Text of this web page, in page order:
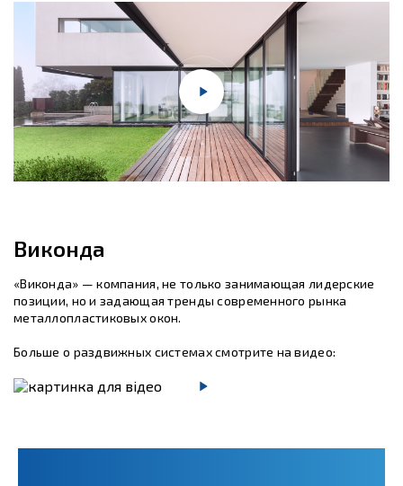
Виконда
«Виконда» — компания, не только занимающая лидерские
позиции, но и задающая тренды современного рынка
металлопластиковых окон.
Больше о раздвижных системах смотрите на видео: